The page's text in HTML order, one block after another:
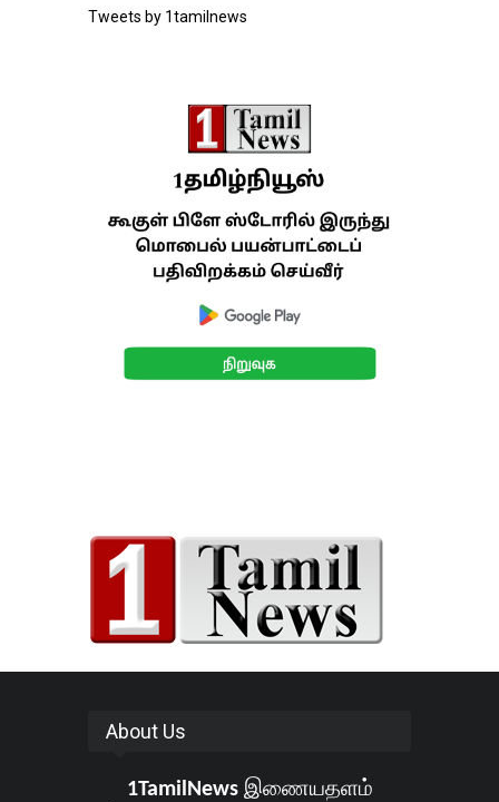
Tweets by 1tamilnews
About Us
1TamilNewsஇணையதளம்